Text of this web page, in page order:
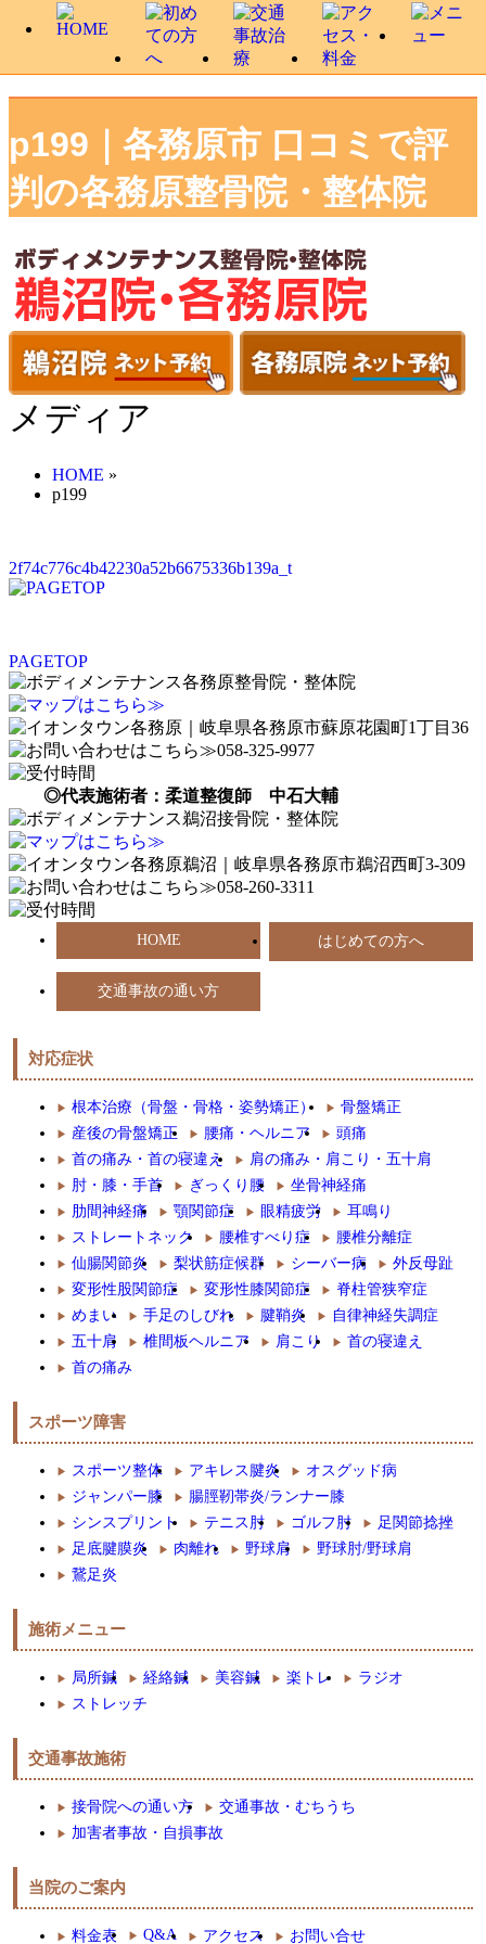
p199｜各務原市 口コミで評
判の各務原整骨院・整体院
メディア
HOME »
p199
2f74c776c4b42230a52b6675336b139a_t
PAGETOP
◎代表施術者：柔道整復師 中石大輔
HOME はじめての方へ
交通事故の通い方
対応症状
根本治療（骨盤・骨格・姿勢矯正）
骨盤矯正
産後の骨盤矯正
腰痛・ヘルニア
頭痛
首の痛み・首の寝違え
肩の痛み・肩こり・五十肩
肘・膝・手首
ぎっくり腰
坐骨神経痛
肋間神経痛
顎関節症 眼精疲労
耳鳴り
ストレートネック
腰椎すべり症
腰椎分離症
仙腸関節炎
梨状筋症候群 シーバー病
外反母趾
変形性股関節症
変形性膝関節症
脊柱管狭窄症
めまい
手足のしびれ 腱鞘炎
自律神経失調症
五十肩
椎間板ヘルニア 肩こり
首の寝違え
首の痛み
スポーツ障害
スポーツ整体 アキレス腱炎
オスグッド病
ジャンパー膝
腸脛靭帯炎/ランナー膝
シンスプリント
テニス肘 ゴルフ肘
足関節捻挫
足底腱膜炎
肉離れ 野球肩
野球肘/野球肩
鵞足炎
施術メニュー
局所鍼 経絡鍼 美容鍼 楽トレ
ラジオ
ストレッチ
交通事故施術
接骨院への通い方
交通事故・むちうち
加害者事故・自損事故
当院のご案内
料金表 Q&A アクセス お問い合せ